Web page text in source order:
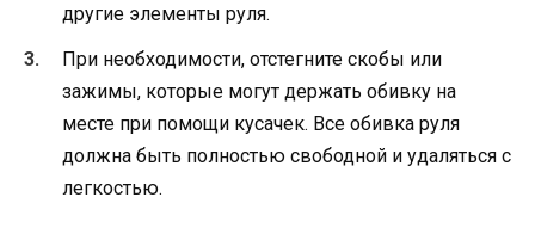
другие элементы руля.
При необходимости, отстегните скобы или
зажимы, которые могут держать обивку на
месте при помощи кусачек. Все обивка руля
должна быть полностью свободной и удаляться с
легкостью.